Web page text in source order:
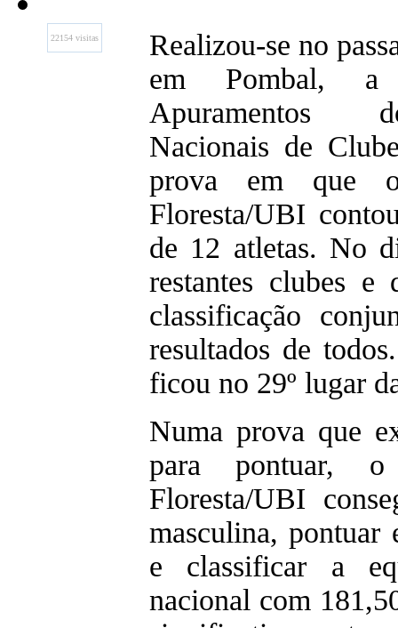
22154 visitas
Realizou-se no
em Pombal,
Apuramentos
Nacionais de
prova em que
Floresta/UBI
de 12 atletas. No
restantes clubes
classificação
resultados de
ficou no 29º lugar
Numa prova que
para pontuar,
Floresta/UBI
masculina, pontuar
e classificar a
nacional com